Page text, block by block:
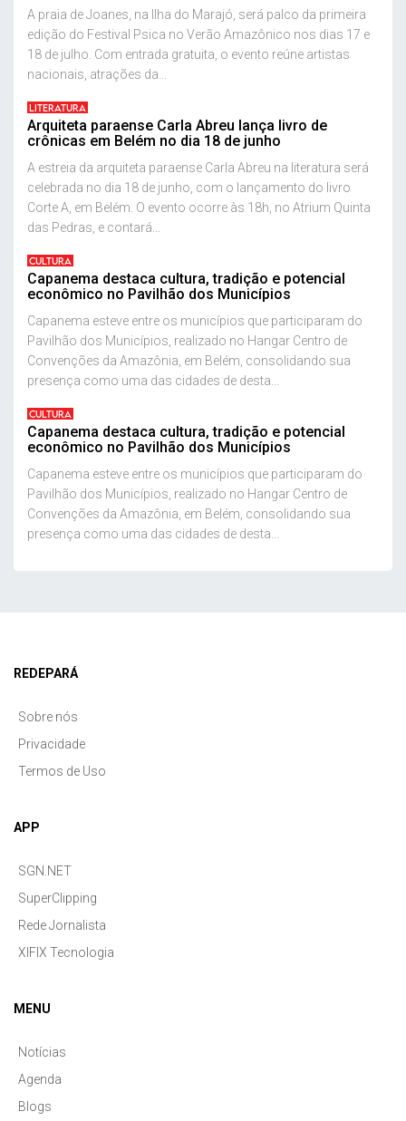
A praia de Joanes, na Ilha do Marajó, será palco da primeira
edição do Festival Psica no Verão Amazônico nos dias 17 e
18 de julho. Com entrada gratuita, o evento reúne artistas
nacionais, atrações da...
LITERATURA
Arquiteta paraense Carla Abreu lança livro de
crônicas em Belém no dia 18 de junho
A estreia da arquiteta paraense Carla Abreu na literatura será
celebrada no dia 18 de junho, com o lançamento do livro
Corte A, em Belém. O evento ocorre às 18h, no Atrium Quinta
das Pedras, e contará...
CULTURA
Capanema destaca cultura, tradição e potencial
econômico no Pavilhão dos Municípios
Capanema esteve entre os municípios que participaram do
Pavilhão dos Municípios, realizado no Hangar Centro de
Convenções da Amazônia, em Belém, consolidando sua
presença como uma das cidades de desta...
CULTURA
Capanema destaca cultura, tradição e potencial
econômico no Pavilhão dos Municípios
Capanema esteve entre os municípios que participaram do
Pavilhão dos Municípios, realizado no Hangar Centro de
Convenções da Amazônia, em Belém, consolidando sua
presença como uma das cidades de desta...
REDEPARÁ
Sobre nós
Privacidade
Termos de Uso
APP
SGN.NET
SuperClipping
Rede Jornalista
XIFIX Tecnologia
MENU
Notícias
Agenda
Blogs